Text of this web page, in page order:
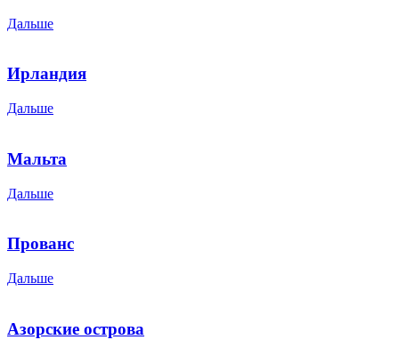
Дальше
Ирландия
Дальше
Мальта
Дальше
Прованс
Дальше
Азорские острова